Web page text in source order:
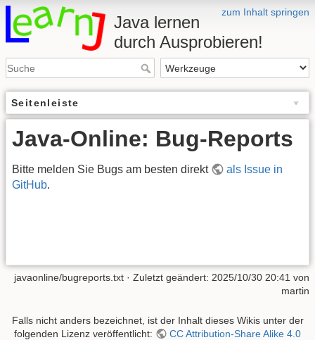
zum Inhalt springen
Java lernen
durch Ausprobieren!
Seitenleiste
Java-Online: Bug-Reports
Bitte melden Sie Bugs am besten direkt
als Issue in
GitHub.
javaonline/bugreports.txt · Zuletzt geändert: 2025/10/30 20:41 von
martin
Falls nicht anders bezeichnet, ist der Inhalt dieses Wikis unter der
folgenden Lizenz veröffentlicht:
CC Attribution-Share Alike 4.0